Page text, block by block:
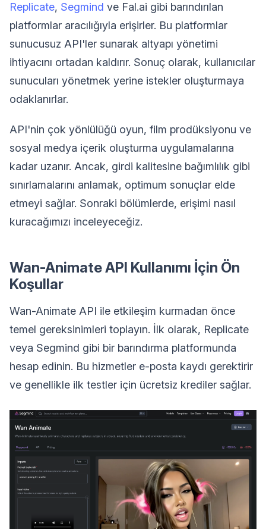
Replicate, Segmind ve Fal.ai gibi barındırılan
platformlar aracılığıyla erişirler. Bu platformlar
sunucusuz API'ler sunarak altyapı yönetimi
ihtiyacını ortadan kaldırır. Sonuç olarak, kullanıcılar
sunucuları yönetmek yerine istekler oluşturmaya
odaklanırlar.
API'nin çok yönlülüğü oyun, film prodüksiyonu ve
sosyal medya içerik oluşturma uygulamalarına
kadar uzanır. Ancak, girdi kalitesine bağımlılık gibi
sınırlamalarını anlamak, optimum sonuçlar elde
etmeyi sağlar. Sonraki bölümlerde, erişimi nasıl
kuracağımızı inceleyeceğiz.
Wan-Animate API Kullanımı İçin Ön
Koşullar
Wan-Animate API ile etkileşim kurmadan önce
temel gereksinimleri toplayın. İlk olarak, Replicate
veya Segmind gibi bir barındırma platformunda
hesap edinin. Bu hizmetler e-posta kaydı gerektirir
ve genellikle ilk testler için ücretsiz krediler sağlar.